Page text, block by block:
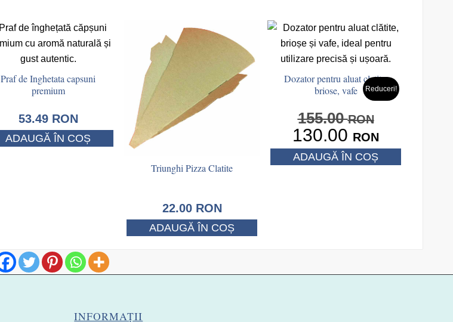
Praf de Inghetata capsuni
premium
53.49 RON
ADAUGĂ ÎN COȘ
Triunghi Pizza Clatite
22.00 RON
ADAUGĂ ÎN COȘ
Dozator pentru aluat clatite,
briose, vafe
155.00RON
Prețul
inițial
a
130.00 RONPrețul
curent
este:
ADAUGĂ ÎN COȘ
Reduceri!
INFORMAȚII